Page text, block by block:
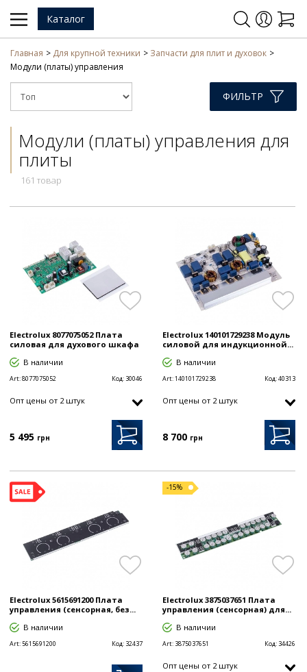
Каталог
Главная Для крупной техники
Запчасти для плит и духовок
Модули (платы) управления
ФИЛЬТР
Модули (платы) управления для
плиты
161 товар
Electrolux 8077075052 Плата
силовая для духового шкафа
В наличии
Art:8077075052 Код: 30046
Опт цены от 2 штук
5 495 грн
Electrolux 140101729238 Модуль
силовой для индукционной...
В наличии
Art:140101729238 Код:40313
Опт цены от 2 штук
8 700 грн
Electrolux 5615691200 Плата
управления (сенсорная, без...
В наличии
Art: 5615691200 Код: 32437
Electrolux 3875037651 Плата
управления (сенсорная) для...
-15%
В наличии
Art: 3875037651 Код: 34426
Опт цены от 2 штук